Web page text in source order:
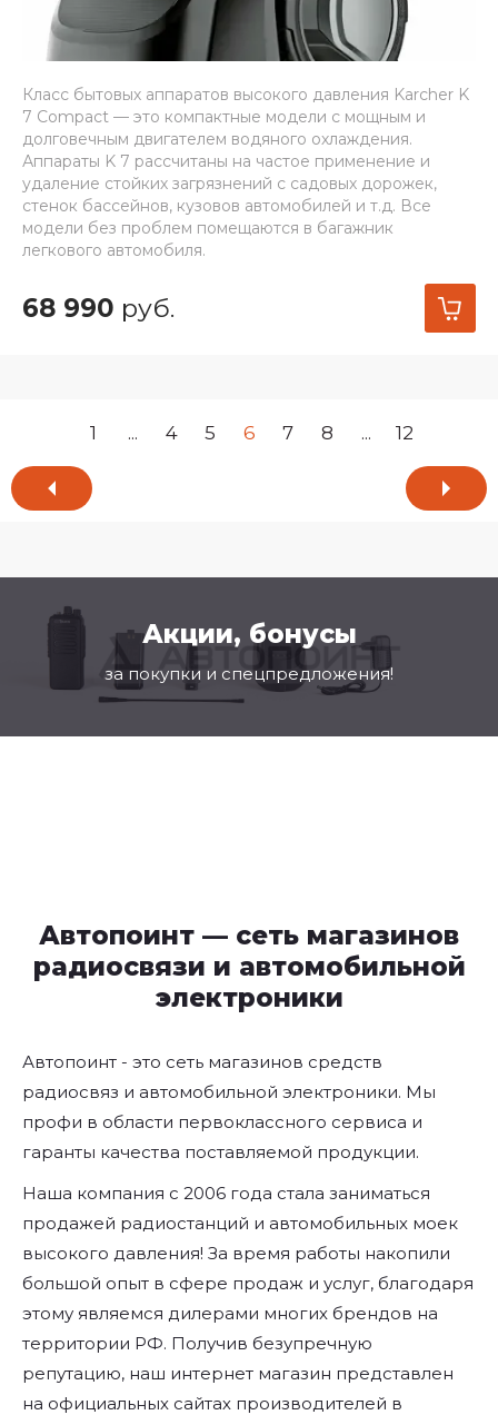
Класс бытовых аппаратов высокого давления Karcher K
7 Compact — это компактные модели с мощным и
долговечным двигателем водяного охлаждения.
Аппараты K 7 рассчитаны на частое применение и
удаление стойких загрязнений с садовых дорожек,
стенок бассейнов, кузовов автомобилей и т.д. Все
модели без проблем помещаются в багажник
легкового автомобиля.
68 990 руб.
1 ... 4 5 6 7 8 ... 12
Акции, бонусы
за покупки и спецпредложения!
Автопоинт — сеть магазинов
радиосвязи и автомобильной
электроники
Автопоинт - это сеть магазинов средств
радиосвяз и автомобильной электроники. Мы
профи в области первоклассного сервиса и
гаранты качества поставляемой продукции.
Наша компания с 2006 года стала заниматься
продажей радиостанций и автомобильных моек
высокого давления! За время работы накопили
большой опыт в сфере продаж и услуг, благодаря
этому являемся дилерами многих брендов на
территории РФ. Получив безупречную
репутацию, наш интернет магазин представлен
на официальных сайтах производителей в